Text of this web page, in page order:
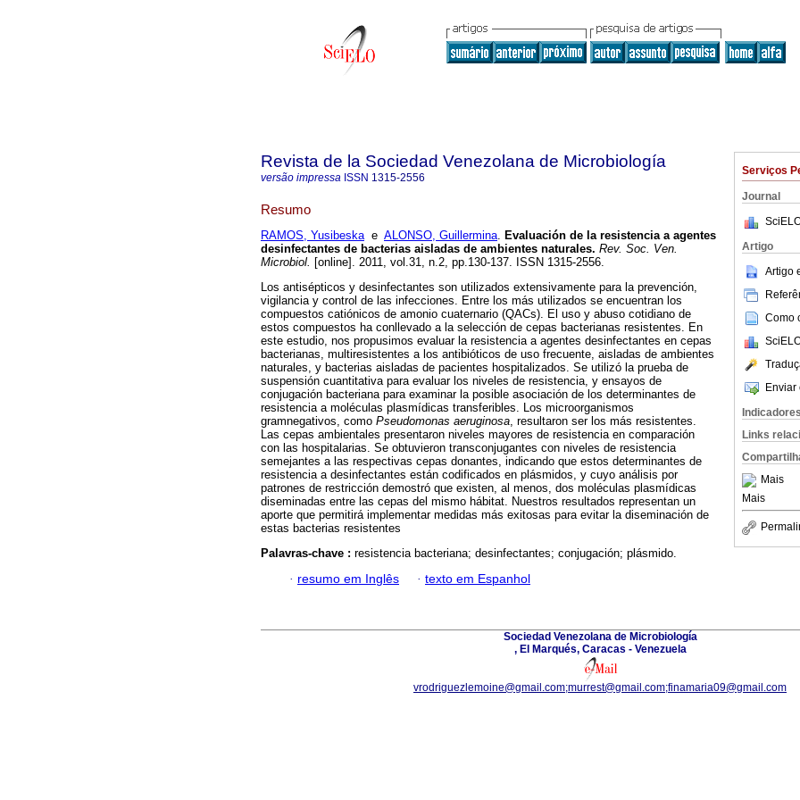
Serviços
Journal
Artigo
Artigo
Como
Enviar
Indicadores
Links
Mais
Mais
Revista de la Sociedad Venezolana de Microbiología
versão impressa ISSN 1315-2556
Resumo
RAMOS, Yusibeskae ALONSO, Guillermina. Evaluación de la resistencia a agentes
desinfectantes de bacterias aisladas de ambientes naturales. Rev. Soc. Ven.
Microbiol. [online]. 2011, vol.31, n.2, pp.130-137. ISSN 1315-2556.
Los antisépticos y desinfectantes son utilizados extensivamente para la prevención,
vigilancia y control de las infecciones. Entre los más utilizados se encuentran los
compuestos catiónicos de amonio cuaternario (QACs). El uso y abuso cotidiano de
estos compuestos ha conllevado a la selección de cepas bacterianas resistentes. En
este estudio, nos propusimos evaluar la resistencia a agentes desinfectantes en cepas
bacterianas, multiresistentes a los antibióticos de uso frecuente, aisladas de ambientes
naturales, y bacterias aisladas de pacientes hospitalizados. Se utilizó la prueba de
suspensión cuantitativa para evaluar los niveles de resistencia, y ensayos de
conjugación bacteriana para examinar la posible asociación de los determinantes de
resistencia a moléculas plasmídicas transferibles. Los microorganismos
gramnegativos, como Pseudomonas aeruginosa, resultaron ser los más resistentes.
Las cepas ambientales presentaron niveles mayores de resistencia en comparación
con las hospitalarias. Se obtuvieron transconjugantes con niveles de resistencia
semejantes a las respectivas cepas donantes, indicando que estos determinantes de
resistencia a desinfectantes están codificados en plásmidos, y cuyo análisis por
patrones de restricción demostró que existen, al menos, dos moléculas plasmídicas
diseminadas entre las cepas del mismo hábitat. Nuestros resultados representan un
aporte que permitirá implementar medidas más exitosas para evitar la diseminación de
estas bacterias resistentes
Palavras-chave : resistencia bacteriana; desinfectantes; conjugación; plásmido.
· resumo em Inglês · texto em Espanhol
Sociedad Venezolana de Microbiología
, El Marqués, Caracas - Venezuela
vrodriguezlemoine@gmail.com;murrest@gmail.com;finamaria09@gmail.com